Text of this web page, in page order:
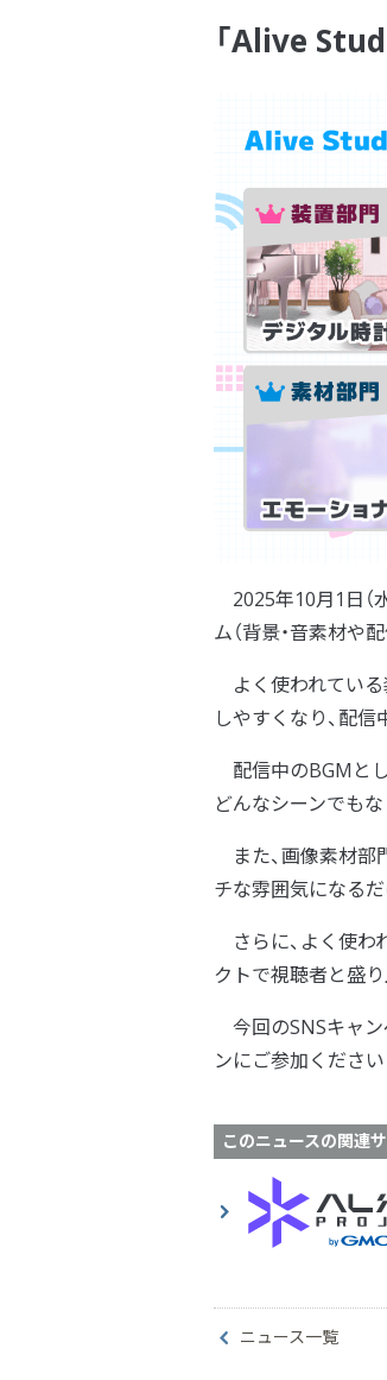
「Alive
2025年10月1日（
ム（背景・音素材や
よく使われている
しやすくなり、配
配信中のBGMと
どんなシーンでも
また、画像素材
チな雰囲気になる
さらに、よく使わ
クトで視聴者と盛
今回のSNSキャ
ンにご参加ください
このニュースの関連
ニュース一覧